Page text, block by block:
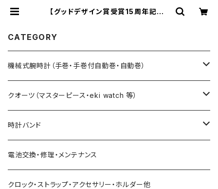
【グッドデザイン賞受賞15周年記念】
watch φ30mm × 繊細ステン
レスメッシュ | ときのつくり手 時計
企画工房SUWA
CATEGORY
機械式腕時計（手巻・手巻付自動巻・自動巻）
藤原和博プロデュース（限定モデル）
限定モデル
urushi kiso 機械式
中仙道モデル
手巻腕時計 THE SPQR
限定モデル
手巻提げ SUPERIORE（スーペリオーレ）
クオーツ（マスターピース・eki watch 等）
限定モデル
藤原和博プロデュース（限定）
定番クオーツ
時計バンド
クロコダイル（20・18・17・14mm）
SOMESレザー・シート革（20・18・17・14ｍｍ）
電池交換・修理・メンテナンス
クロック・ストラップ・アクセサリー・ホルダー他